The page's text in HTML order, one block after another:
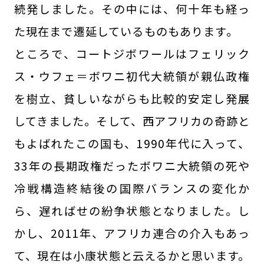
続発しました。その中には、何十年も経っ
た現在まで遷延しているものもあります。
ところで、コートジボワールはフェリック
ス・ウフェ＝ボワニ初代大統領が親仏政権
を樹立、貧しいながらも比較的安定し発展
してきました。そして、西アフリカの奇跡と
もよばれたこの国も、1990年代に入って、
33年の長期政権だったボワニ大統領の死や
冷戦構造終結後の国際バランスの変化か
ら、遅ればせの紛争状態となりました。し
かし、2011年、アフリカ連合の介入もあっ
て、現在は小康状態と云えるかと思います。